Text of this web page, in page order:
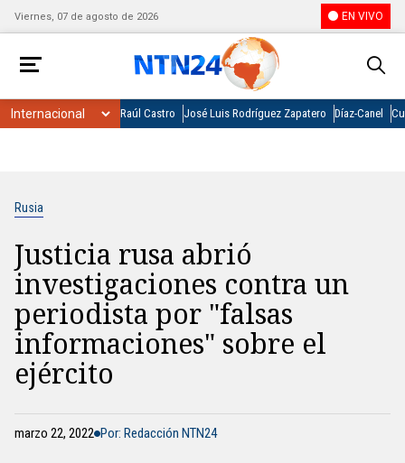
Viernes, 07 de agosto de 2026 EN VIVO
Raúl Castro José Luis Rodríguez Zapatero Díaz-Canel
Rusia
Justicia rusa abrió
investigaciones contra un
periodista por "falsas
informaciones" sobre el
ejército
marzo 22, 2022 Por: Redacción NTN24